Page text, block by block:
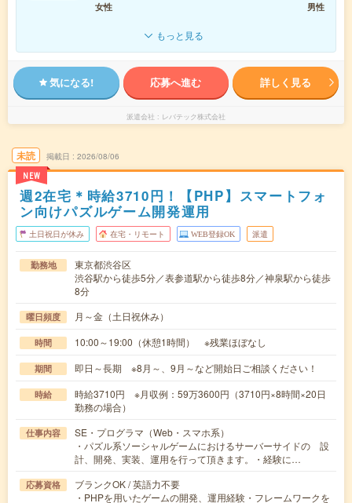
女性
男性
もっと見る
気になる! 応募へ進む 詳しく見る
派遣会社 レバテック株式会社
未読
NEW
掲載日 2026/08/06
週2在宅＊時給3710円！【PHP】スマートフォ
ン向けパズルゲーム開発運用
土日祝日が休み 在宅・リモート WEB登録OK 派遣
勤務地
東京都渋谷区
渋谷駅から徒歩5分／表参道駅から徒歩8分／神泉駅から徒歩
8分
曜日頻度 月～金（土日祝休み）
時間 10:00～19:00（休憩1時間） ※残業ほぼなし
期間 即日～長期 ※8月～、9月～など開始日ご相談ください！
時給
時給3710円 ※月収例：59万3600円（3710円×8時間×20日
勤務の場合）
仕事内容
SE・プログラマ（Web・スマホ系）
・パズル系ソーシャルゲームにおけるサーバーサイドの 設
計、開発、実装、運用を行って頂きます。・経験に…
応募資格
ブランクOK / 英語力不要
・PHPを用いたゲームの開発、運用経験・フレームワークを